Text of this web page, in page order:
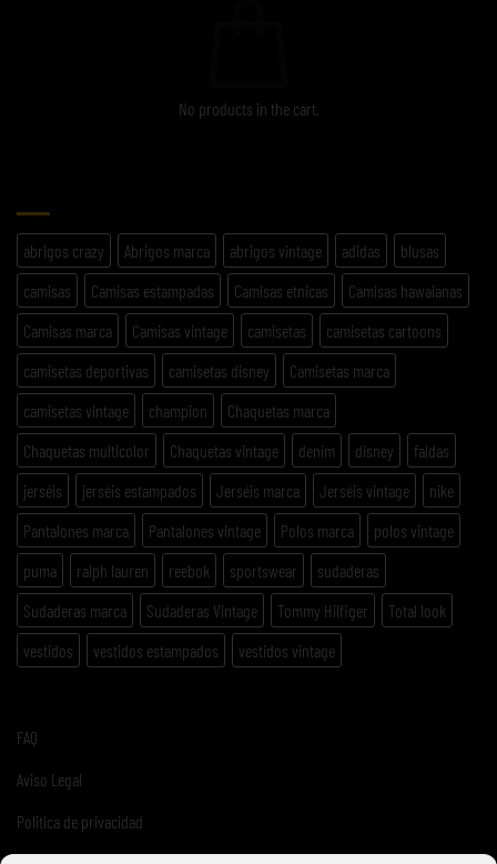
No products in the cart.
abrigos crazy Abrigos marca abrigos vintage adidas
blusas
camisas
Camisas estampadas Camisas etnicas
Camisas hawaianas
Camisas marca
Camisas vintage camisetas
camisetas cartoons
camisetas deportivas
camisetas disney
Camisetas marca
camisetas vintage
champion
Chaquetas marca
Chaquetas multicolor
Chaquetas vintage denim disney
faldas
jerséis
jerséis estampados Jerséis marca Jerséis vintage
nike
Pantalones marca
Pantalones vintage Polos marca
polos vintage
puma
ralph lauren reebok sportswear
sudaderas
Sudaderas marca
Sudaderas Vintage Tommy Hilfiger
Total look
vestidos
vestidos estampados vestidos vintage
FAQ
Aviso Legal
Politica de privacidad